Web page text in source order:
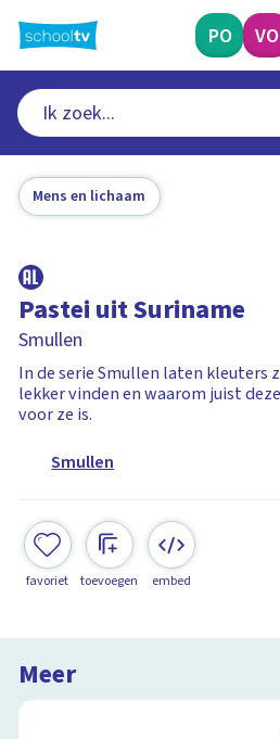
naar
hoofdinhoud
PO VO
Mens en lichaam
Pastei uit Suriname
Smullen
In de serie Smullen laten kleuters
lekker vinden en waarom juist
voor ze is.
Smullen
favoriet toevoegen embed
Meer